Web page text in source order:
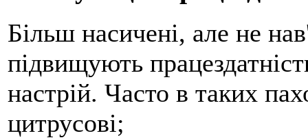
Більш насичені, але не
підвищують
настрій. Часто в таких
цитрусові;